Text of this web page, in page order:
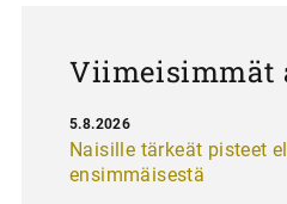
Viimeisimmät
Naisille tärkeät pisteet
ensimmäisestä
5.8.2026